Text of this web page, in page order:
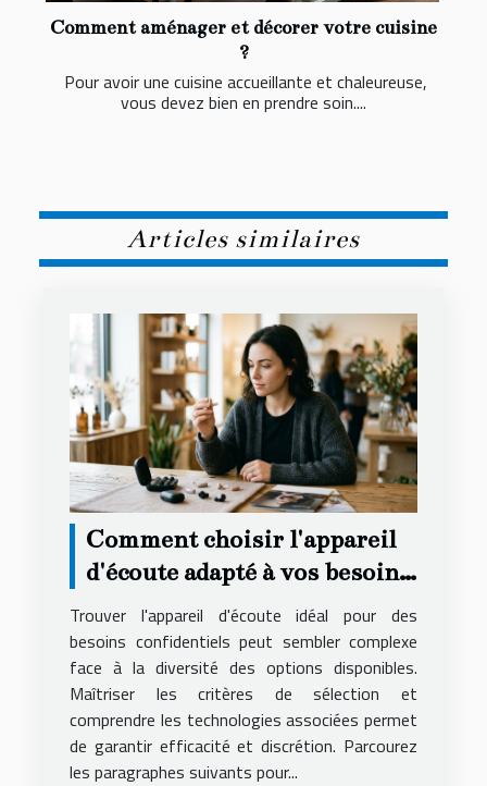
Comment aménager et décorer votre cuisine
?
Pour avoir une cuisine accueillante et chaleureuse,
vous devez bien en prendre soin....
Articles similaires
Comment choisir l'appareil
d'écoute adapté à vos besoins
secrets ?
Trouver l'appareil d'écoute idéal pour des
besoins confidentiels peut sembler complexe
face à la diversité des options disponibles.
Maîtriser les critères de sélection et
comprendre les technologies associées permet
de garantir efficacité et discrétion. Parcourez
les paragraphes suivants pour...